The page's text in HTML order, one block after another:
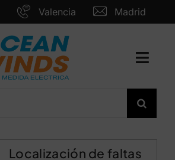
Valencia Madrid
Localización de faltas